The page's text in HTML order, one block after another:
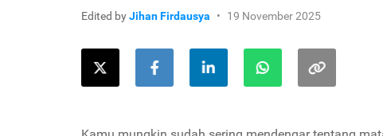
Edited byJihan Firdausya 19 November 2025